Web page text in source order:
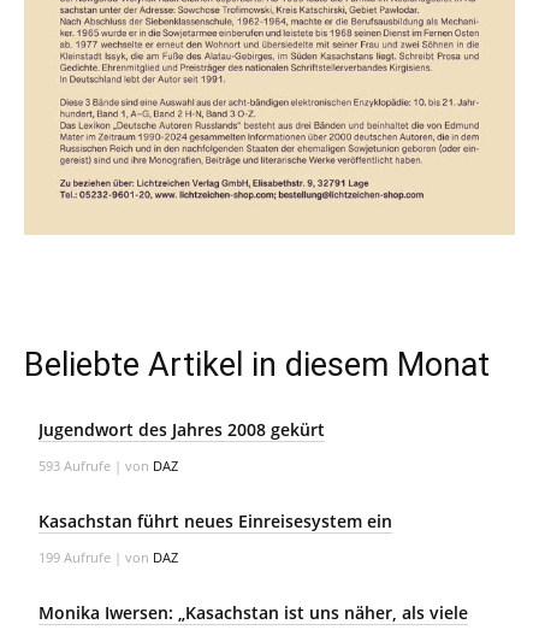
Beliebte Artikel in diesem Monat
Jugendwort des Jahres 2008 gekürt
593 Aufrufe | von DAZ
Kasachstan führt neues Einreisesystem ein
199 Aufrufe | von DAZ
Monika Iwersen: „Kasachstan ist uns näher, als viele